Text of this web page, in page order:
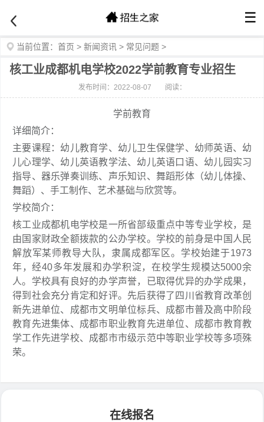
☰
当前位置： 首页 > 新闻资讯 > 常见问题 >
核工业成都机电学校2022学前教育专业招生
发布时间：2022-08-07 阅读：
学前教育
详细简介：
主要课程：幼儿教育学、幼儿卫生保健学、幼师英语、幼
儿心理学、幼儿英语教学法、幼儿英语口语、幼儿园实习
指导、器乐弹奏训练、声乐知识、舞蹈形体（幼儿体操、
舞蹈）、手工制作、艺术基础与欣赏等。
学校简介：
核工业成都机电学校是一所省部级重点中等专业学校，是
由国家财政全额拨款的公办学校。学校的前身是中国人民
解放军某师教导大队，隶属成都军区。学校始建于1973
年，经40多年发展和办学积淀，在校学生规模达5000余
人。学校具有良好的办学声誉，已取得优异的办学成果，
得到社会充分肯定和好评。先后获得了四川省教育改革创
新先进单位、成都市文明单位标兵、成都市普及高中阶段
教育先进集体、成都市职业教育先进单位、成都市教育教
学工作先进学校、成都市市级示范中等职业学校等多项殊
荣。
在线报名